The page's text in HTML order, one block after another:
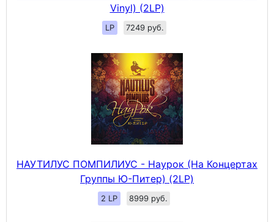
Vinyl) (2LP)
LP 7249 руб.
НАУТИЛУС ПОМПИЛИУС - Наурок (На Концертах
Группы Ю-Питер) (2LP)
2 LP 8999 руб.